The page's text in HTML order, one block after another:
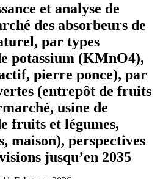
et analyse de
des absorbeurs de
par types
potassium (KMnO4),
pierre ponce), par
(entrepôt de fruits
usine de
fruits et légumes,
maison), perspectives
jusqu’en 2035